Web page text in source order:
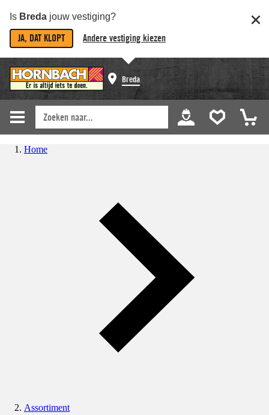
Is Breda jouw vestiging?
JA, DAT KLOPT Andere vestiging kiezen
Breda
Home
Assortiment